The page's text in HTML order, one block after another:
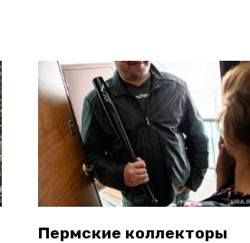
Пермские коллекторы